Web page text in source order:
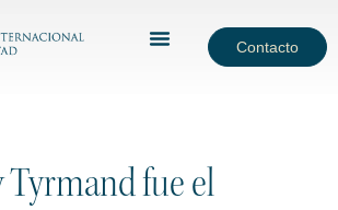
Contacto
fue el